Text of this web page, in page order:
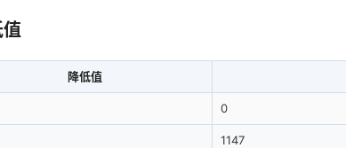
降低值
0
1147